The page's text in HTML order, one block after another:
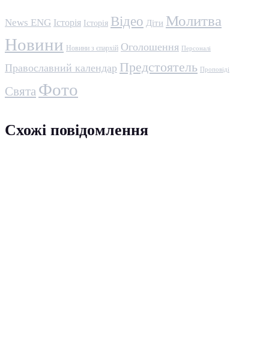
News ENG Історія Історія Відео Діти Молитва
Новини Новини з єпархій Оголошення Персоналі
Православний календар Предстоятель Проповіді
Свята Фото
Схожі повідомлення